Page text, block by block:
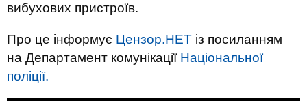
вибухових пристроїв.
Про це інформує Цензор.НЕТ із посиланням
на Департамент комунікації Національної
поліції.